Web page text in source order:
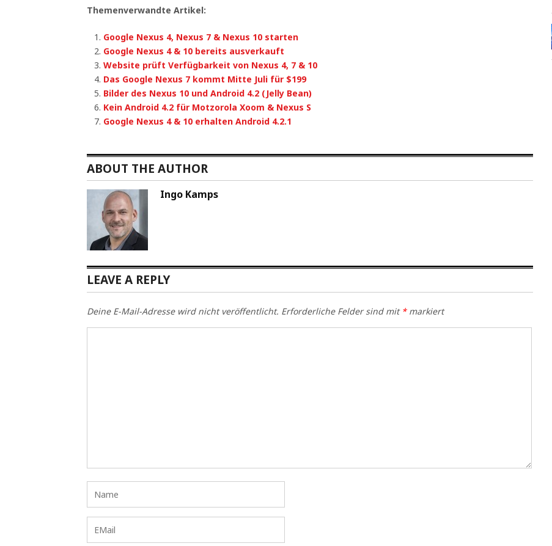
Themenverwandte Artikel:
Google Nexus 4, Nexus 7 & Nexus 10 starten
Google Nexus 4 & 10 bereits ausverkauft
Website prüft Verfügbarkeit von Nexus 4, 7 & 10
Das Google Nexus 7 kommt Mitte Juli für $199
Bilder des Nexus 10 und Android 4.2 (Jelly Bean)
Kein Android 4.2 für Motzorola Xoom & Nexus S
Google Nexus 4 & 10 erhalten Android 4.2.1
ABOUT THE AUTHOR
Ingo Kamps
LEAVE A REPLY
Deine E-Mail-Adresse wird nicht veröffentlicht. Erforderliche Felder sind mit *markiert